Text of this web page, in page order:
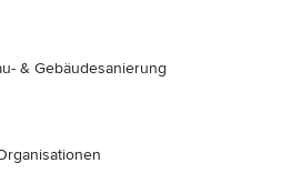
& Gebäudesanierung